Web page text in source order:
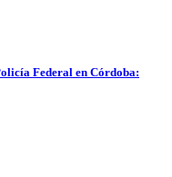
Federal en Córdoba: